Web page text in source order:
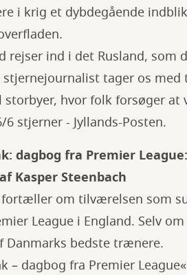
i krig et dybdegående
rejser ind i det Rusland,
stjernejournalist tager os
storbyer, hvor folk forsøger
stjerner - Jyllands-Posten.
dagbog fra Premier
Kasper Steenbach
fortæller om tilværelsen som
League i England. Selv
Danmarks bedste trænere.
– dagbog fra Premier